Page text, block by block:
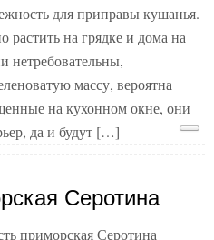
для приправы кушанья.
растить на грядке и дома на
нетребовательны,
массу, вероятна
на кухонном окне, они
да и будут […]
Серотина
приморская Серотина